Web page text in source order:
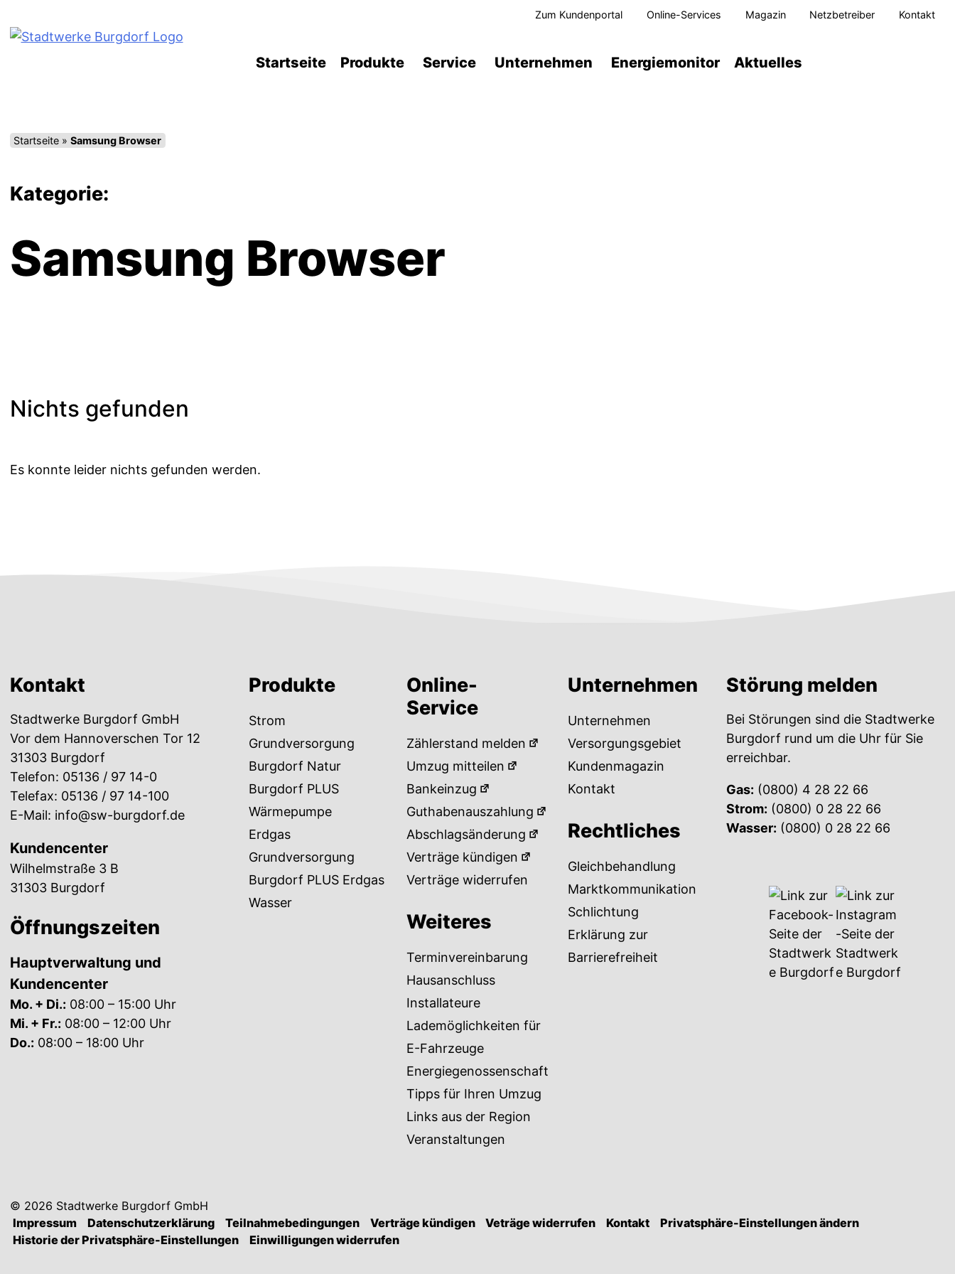
Inhalt
springen
Zum Kundenportal Online-Services Magazin Netzbetreiber Kontakt
Startseite Produkte Service Unternehmen Energiemonitor Aktuelles
Startseite »Samsung Browser
Kategorie:
Samsung Browser
Nichts gefunden
Es konnte leider nichts gefunden werden.
Kontakt
Stadtwerke Burgdorf GmbH
Vor dem Hannoverschen Tor 12
31303 Burgdorf
Telefon: 05136 / 97 14-0
Telefax: 05136 / 97 14-100
E-Mail: info@sw-burgdorf.de
Kundencenter
Wilhelmstraße 3 B
31303 Burgdorf
Öffnungszeiten
Hauptverwaltung und
Kundencenter
Mo. + Di.: 08:00 – 15:00 Uhr
Mi. + Fr.: 08:00 – 12:00 Uhr
Do.: 08:00 – 18:00 Uhr
Produkte
Strom
Grundversorgung
Burgdorf Natur
Burgdorf PLUS
Wärmepumpe
Erdgas
Grundversorgung
Burgdorf PLUS Erdgas
Wasser
Online-
Service
Zählerstand melden
Umzug mitteilen
Bankeinzug
Guthabenauszahlung
Abschlagsänderung
Verträge kündigen
Verträge widerrufen
Weiteres
Terminvereinbarung
Hausanschluss
Installateure
Lademöglichkeiten für
E-Fahrzeuge
Energiegenossenschaft
Tipps für Ihren Umzug
Links aus der Region
Veranstaltungen
Unternehmen
Unternehmen
Versorgungsgebiet
Kundenmagazin
Kontakt
Rechtliches
Gleichbehandlung
Marktkommunikation
Schlichtung
Erklärung zur
Barrierefreiheit
Störung melden
Bei Störungen sind die Stadtwerke
Burgdorf rund um die Uhr für Sie
erreichbar.
Gas: (0800) 4 28 22 66
Strom: (0800) 0 28 22 66
Wasser: (0800) 0 28 22 66
© 2026 Stadtwerke Burgdorf GmbH
Impressum
Datenschutzerklärung Teilnahmebedingungen Verträge kündigen Veträge widerrufen Kontakt
Privatsphäre-Einstellungen ändern
Historie der Privatsphäre-Einstellungen
Einwilligungen widerrufen